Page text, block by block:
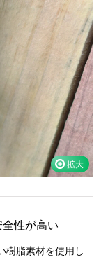
性が高い
樹脂素材を使用し